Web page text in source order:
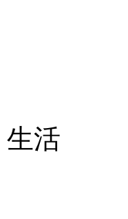
生活